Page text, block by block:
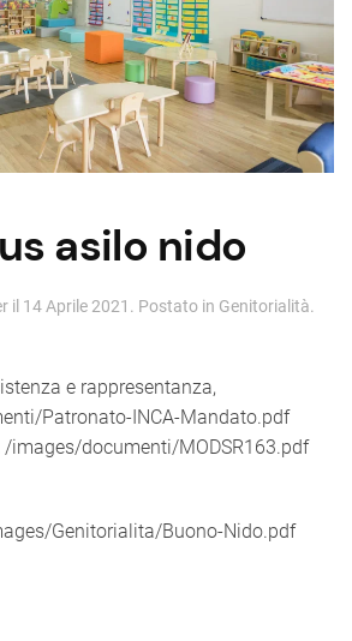
asilo nido
il 14 Aprile 2021 . Postato in Genitorialità.
e rappresentanza,
Patronato-INCA-Mandato.pdf
/images/documenti/MODSR163.pdf
Genitorialita/Buono-Nido.pdf